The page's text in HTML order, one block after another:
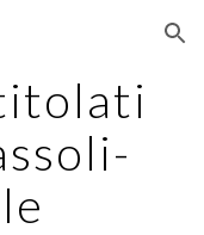
Skip to navigation